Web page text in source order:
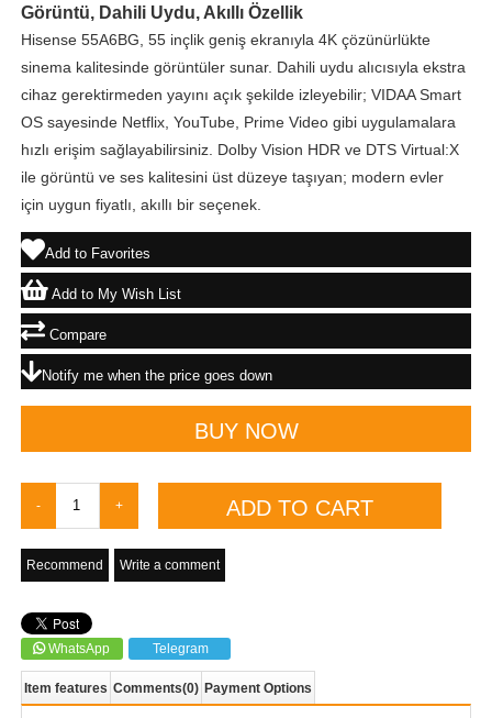
Görüntü, Dahili Uydu, Akıllı Özellik
Hisense 55A6BG, 55 inçlik geniş ekranıyla 4K çözünürlükte
sinema kalitesinde görüntüler sunar. Dahili uydu alıcısıyla ekstra
cihaz gerektirmeden yayını açık şekilde izleyebilir; VIDAA Smart
OS sayesinde Netflix, YouTube, Prime Video gibi uygulamalara
hızlı erişim sağlayabilirsiniz. Dolby Vision HDR ve DTS Virtual:X
ile görüntü ve ses kalitesini üst düzeye taşıyan; modern evler
için uygun fiyatlı, akıllı bir seçenek.
Add to Favorites
Add to My Wish List
Compare
Notify me when the price goes down
Recommend Write a comment
WhatsApp Telegram
Item features Comments(0) Payment Options